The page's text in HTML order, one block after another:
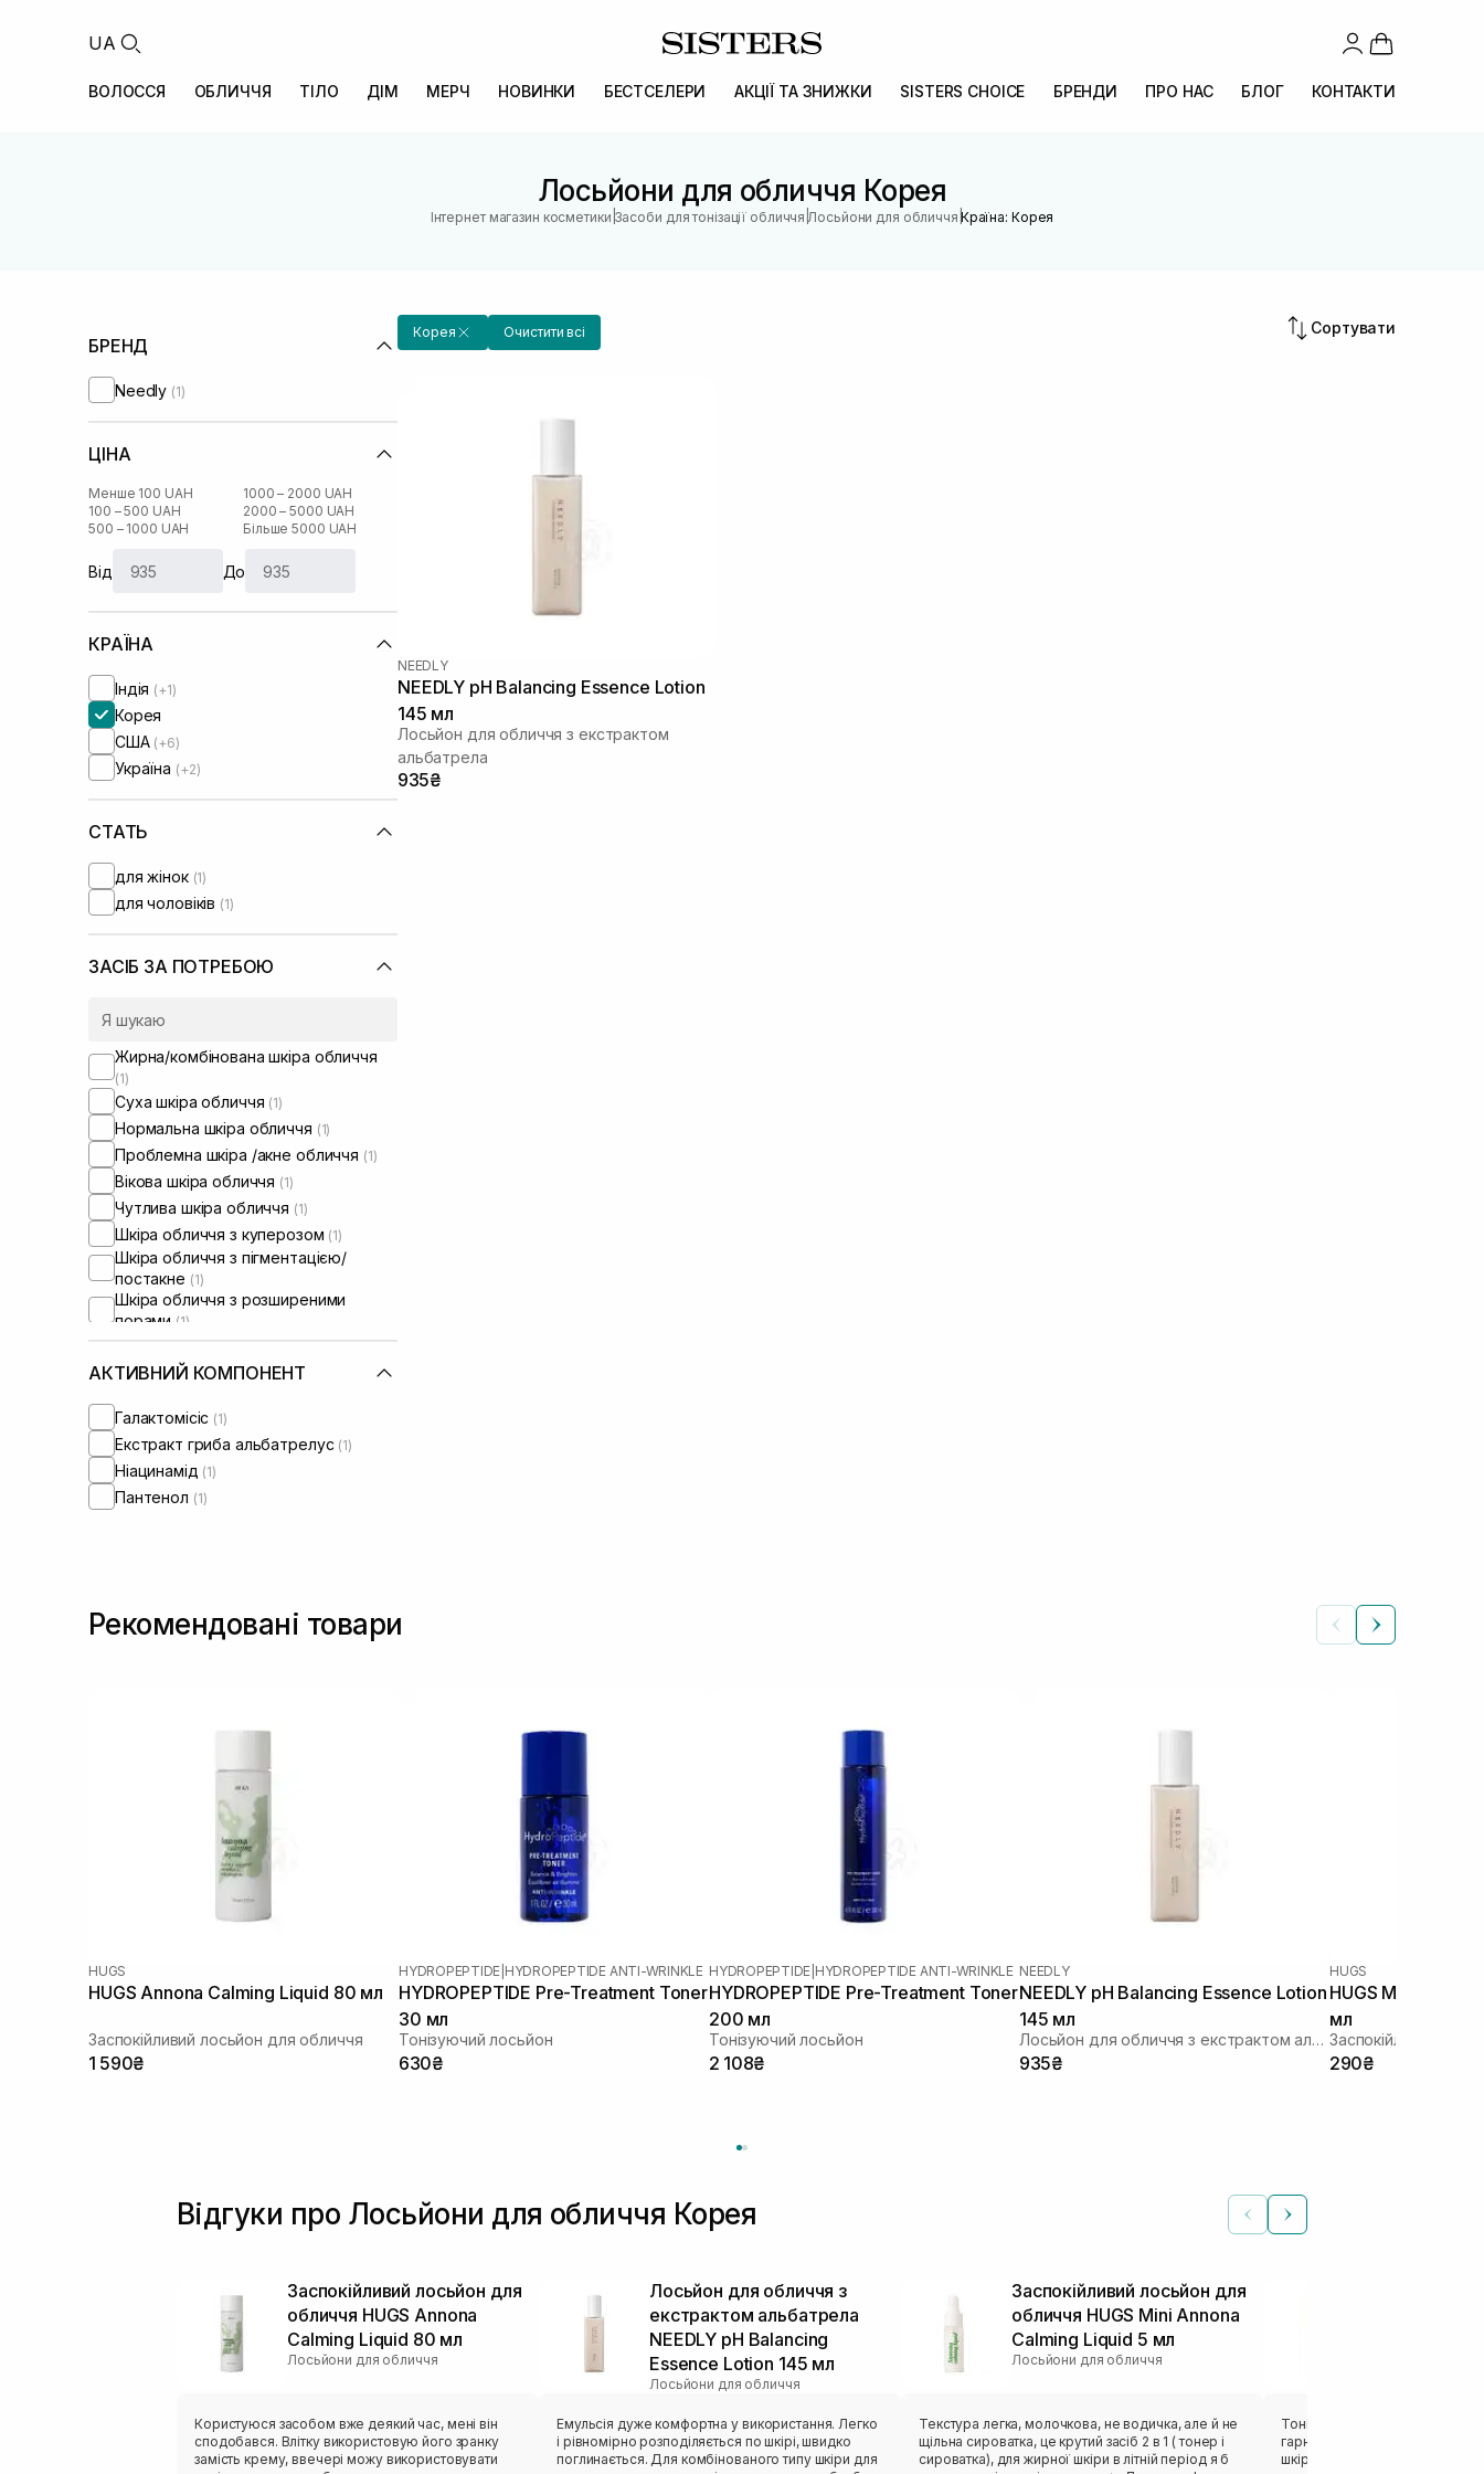
UA
ВОЛОССЯ ОБЛИЧЧЯ ТІЛО ДІМ МЕРЧ НОВИНКИ БЕСТСЕЛЕРИ АКЦІЇ ТА ЗНИЖКИ SISTERS CHOICE БРЕНДИ ПРО НАС БЛОГ КОНТАКТИ
Лосьйони для обличчя Корея
Інтернет магазин косметики |Засоби для тонізації обличчя |Лосьйони для обличчя |Країна: Корея
БРЕНД
Needly (1)
ЦІНА
Менше 100 UAH
100 – 500 UAH
500 – 1000 UAH
1000 – 2000 UAH
2000 – 5000 UAH
Більше 5000 UAH
Від До
КРАЇНА
Індія (+1)
Корея
США (+6)
Україна (+2)
СТАТЬ
для жінок (1)
для чоловіків (1)
ЗАСІБ ЗА ПОТРЕБОЮ
Жирна/комбінована шкіра обличчя
(1)
Суха шкіра обличчя (1)
Нормальна шкіра обличчя (1)
Проблемна шкіра /акне обличчя (1)
Вікова шкіра обличчя (1)
Чутлива шкіра обличчя (1)
Шкіра обличчя з куперозом (1)
Шкіра обличчя з пігментацією/
постакне (1)
Шкіра обличчя з розширеними
порами (1)
Шкіра обличчя з порушеним
барʼєром (1)
Шкіра обличчя з порушеним
АКТИВНИЙ КОМПОНЕНТ
Галактомісіс (1)
Екстракт гриба альбатрелус (1)
Ніацинамід (1)
Пантенол (1)
Корея Очистити всі Сортувати
NEEDLY
NEEDLY pH Balancing Essence Lotion
145 мл
Лосьйон для обличчя з екстрактом
альбатрела
935₴
Рекомендовані товари
HUGS
HUGS Annona Calming Liquid 80 мл
Заспокійливий лосьйон для обличчя
1 590₴
HYDROPEPTIDE HYDROPEPTIDE ANTI-WRINKLE
HYDROPEPTIDE Pre-Treatment Toner
30 мл
Тонізуючий лосьйон
630₴
HYDROPEPTIDE HYDROPEPTIDE ANTI-WRINKLE
HYDROPEPTIDE Pre-Treatment Toner
200 мл
Тонізуючий лосьйон
2 108₴
NEEDLY
NEEDLY pH Balancing Essence Lotion
145 мл
Лосьйон для обличчя з екстрактом альбатрела
935₴
HUGS
HUGS Mini
мл
Заспокійливий
290₴
Відгуки про Лосьйони для обличчя Корея
Заспокійливий лосьйон для
обличчя HUGS Annona
Calming Liquid 80 мл
Лосьйони для обличчя
Користуюся засобом вже деякий час, мені він
сподобався. Влітку використовую його зранку
замість крему, ввечері можу використовувати
Лосьйон для обличчя з
екстрактом альбатрела
NEEDLY pH Balancing
Essence Lotion 145 мл
Лосьйони для обличчя
Емульсія дуже комфортна у використання. Легко
і рівномірно розподіляється по шкірі, швидко
поглинається. Для комбінованого типу шкіри для
Заспокійливий лосьйон для
обличчя HUGS Mini Annona
Calming Liquid 5 мл
Лосьйони для обличчя
Текстура легка, молочкова, не водичка, але й не
щільна сироватка, це крутий засіб 2 в 1 ( тонер і
сироватка), для жирної шкіри в літній період я б
Тонік сподобався тим як
гарний квітковий аромат,
шкіру до наступних етапів.